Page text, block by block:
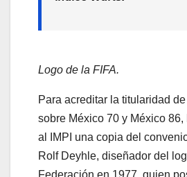
Logo de la FIFA.
Para acreditar la titularidad
sobre México 70 y México 86,
al IMPI una copia del
Rolf Deyhle, diseñador del